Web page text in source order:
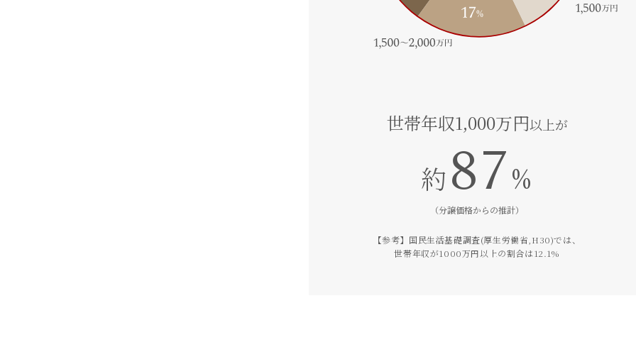
世帯年収1,000万円以上が
約87%
（分譲価格からの推計）
【参考】国民生活基礎調査(厚生労働省,H30)では、
世帯年収が1000万円以上の割合は12.1%